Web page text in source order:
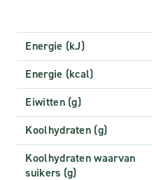
Energie (kJ)
Energie (kcal)
Eiwitten (g)
Koolhydraten (g)
Koolhydraten waarvan
suikers (g)